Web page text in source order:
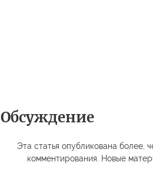
Обсуждение
Эта статья опубликована более,
комментирования. Новые